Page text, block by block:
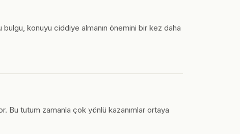
konuyu ciddiye almanın önemini bir kez daha
Bu tutum zamanla çok yönlü kazanımlar ortaya